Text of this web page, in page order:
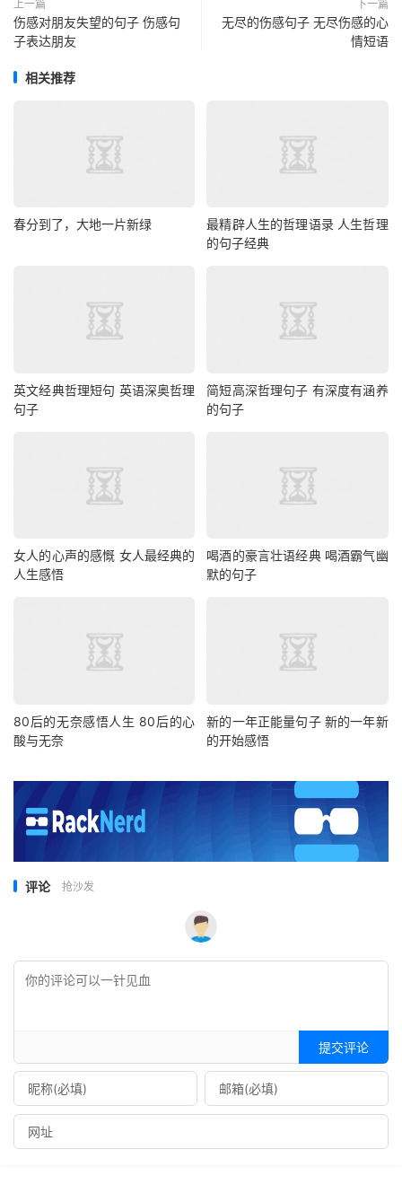
上一篇
伤感对朋友失望的句子 伤感句
子表达朋友
下一篇
无尽的伤感句子 无尽伤感的心
情短语
相关推荐
春分到了，大地一片新绿
最精辟人生的哲理语录 人生哲理
的句子经典
英文经典哲理短句 英语深奥哲理
句子
简短高深哲理句子 有深度有涵养
的句子
女人的心声的感慨 女人最经典的
人生感悟
喝酒的豪言壮语经典 喝酒霸气幽
默的句子
80后的无奈感悟人生 80后的心
酸与无奈
新的一年正能量句子 新的一年新
的开始感悟
评论 抢沙发
提交评论